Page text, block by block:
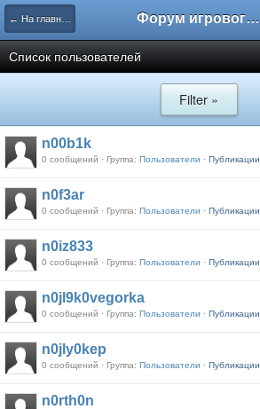
← На главную Форум игрового проекта Riverrise
Список пользователей
Filter »
n00b1k
0 сообщений · Группа: Пользователи · Публикации
n0f3ar
0 сообщений · Группа: Пользователи · Публикации
n0iz833
0 сообщений · Группа: Пользователи · Публикации
n0jl9k0vegorka
0 сообщений · Группа: Пользователи · Публикации
n0jly0kep
0 сообщений · Группа: Пользователи · Публикации
n0rth0n